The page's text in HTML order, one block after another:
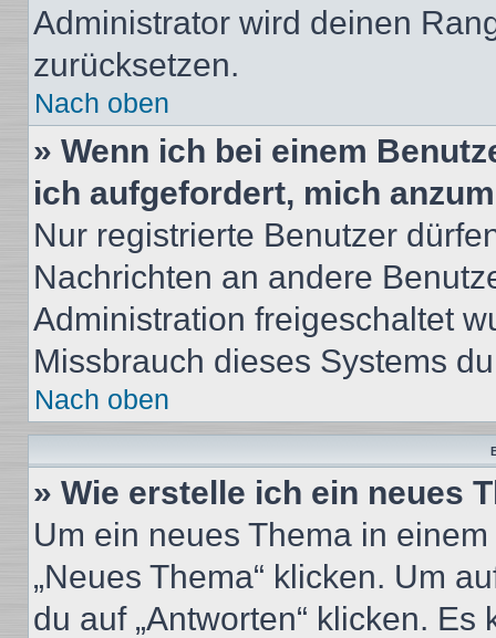
Administrator wird deinen
zurücksetzen.
Nach oben
» Wenn ich bei einem
ich aufgefordert, mich
Nur registrierte Benutzer
Nachrichten an andere
Administration freigeschaltet
Missbrauch dieses Systems
Nach oben
» Wie erstelle ich ein neues
Um ein neues Thema in
„Neues Thema“ klicken. Um
du auf „Antworten“ klicken.